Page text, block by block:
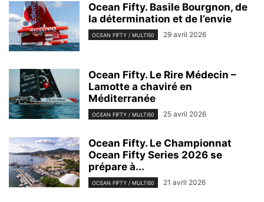
Ocean Fifty. Basile Bourgnon, de
la détermination et de l’envie
OCEAN FIFTY / MULTI50 29 avril 2026
Ocean Fifty. Le Rire Médecin –
Lamotte a chaviré en
Méditerranée
OCEAN FIFTY / MULTI50 25 avril 2026
Ocean Fifty. Le Championnat
Ocean Fifty Series 2026 se
prépare à...
OCEAN FIFTY / MULTI50 21 avril 2026